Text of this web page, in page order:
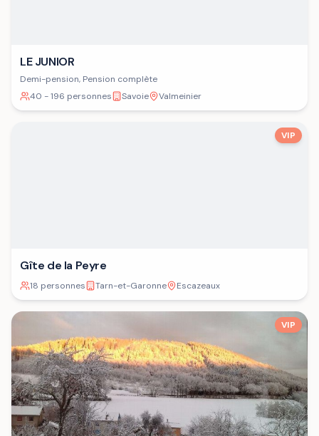
LE JUNIOR
Demi-pension, Pension complète
40 - 196 personnes
Savoie Valmeinier
VIP
Gîte de la Peyre
18 personnes Tarn-et-Garonne Escazeaux
VIP